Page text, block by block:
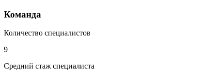
Команда
Количество специалистов
9
Средний стаж специалиста